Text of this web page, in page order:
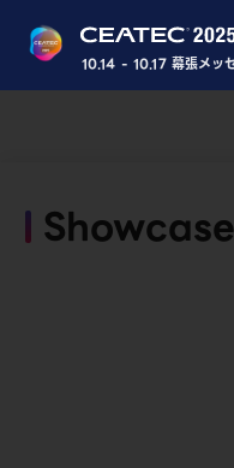
10.14 - 10.17 幕張メッ